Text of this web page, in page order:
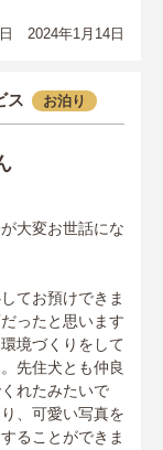
2024年1月14日
ス お泊り
大変お世話にな
てお預けできま
ったと思います
境づくりをして
先住犬とも仲良
れたみたいで
、可愛い写真を
ることができま